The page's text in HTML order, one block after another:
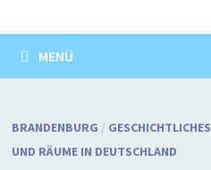
MENÜ
BRANDENBURG / GESCHICHTLICHES
UND RÄUME IN DEUTSCHLAND